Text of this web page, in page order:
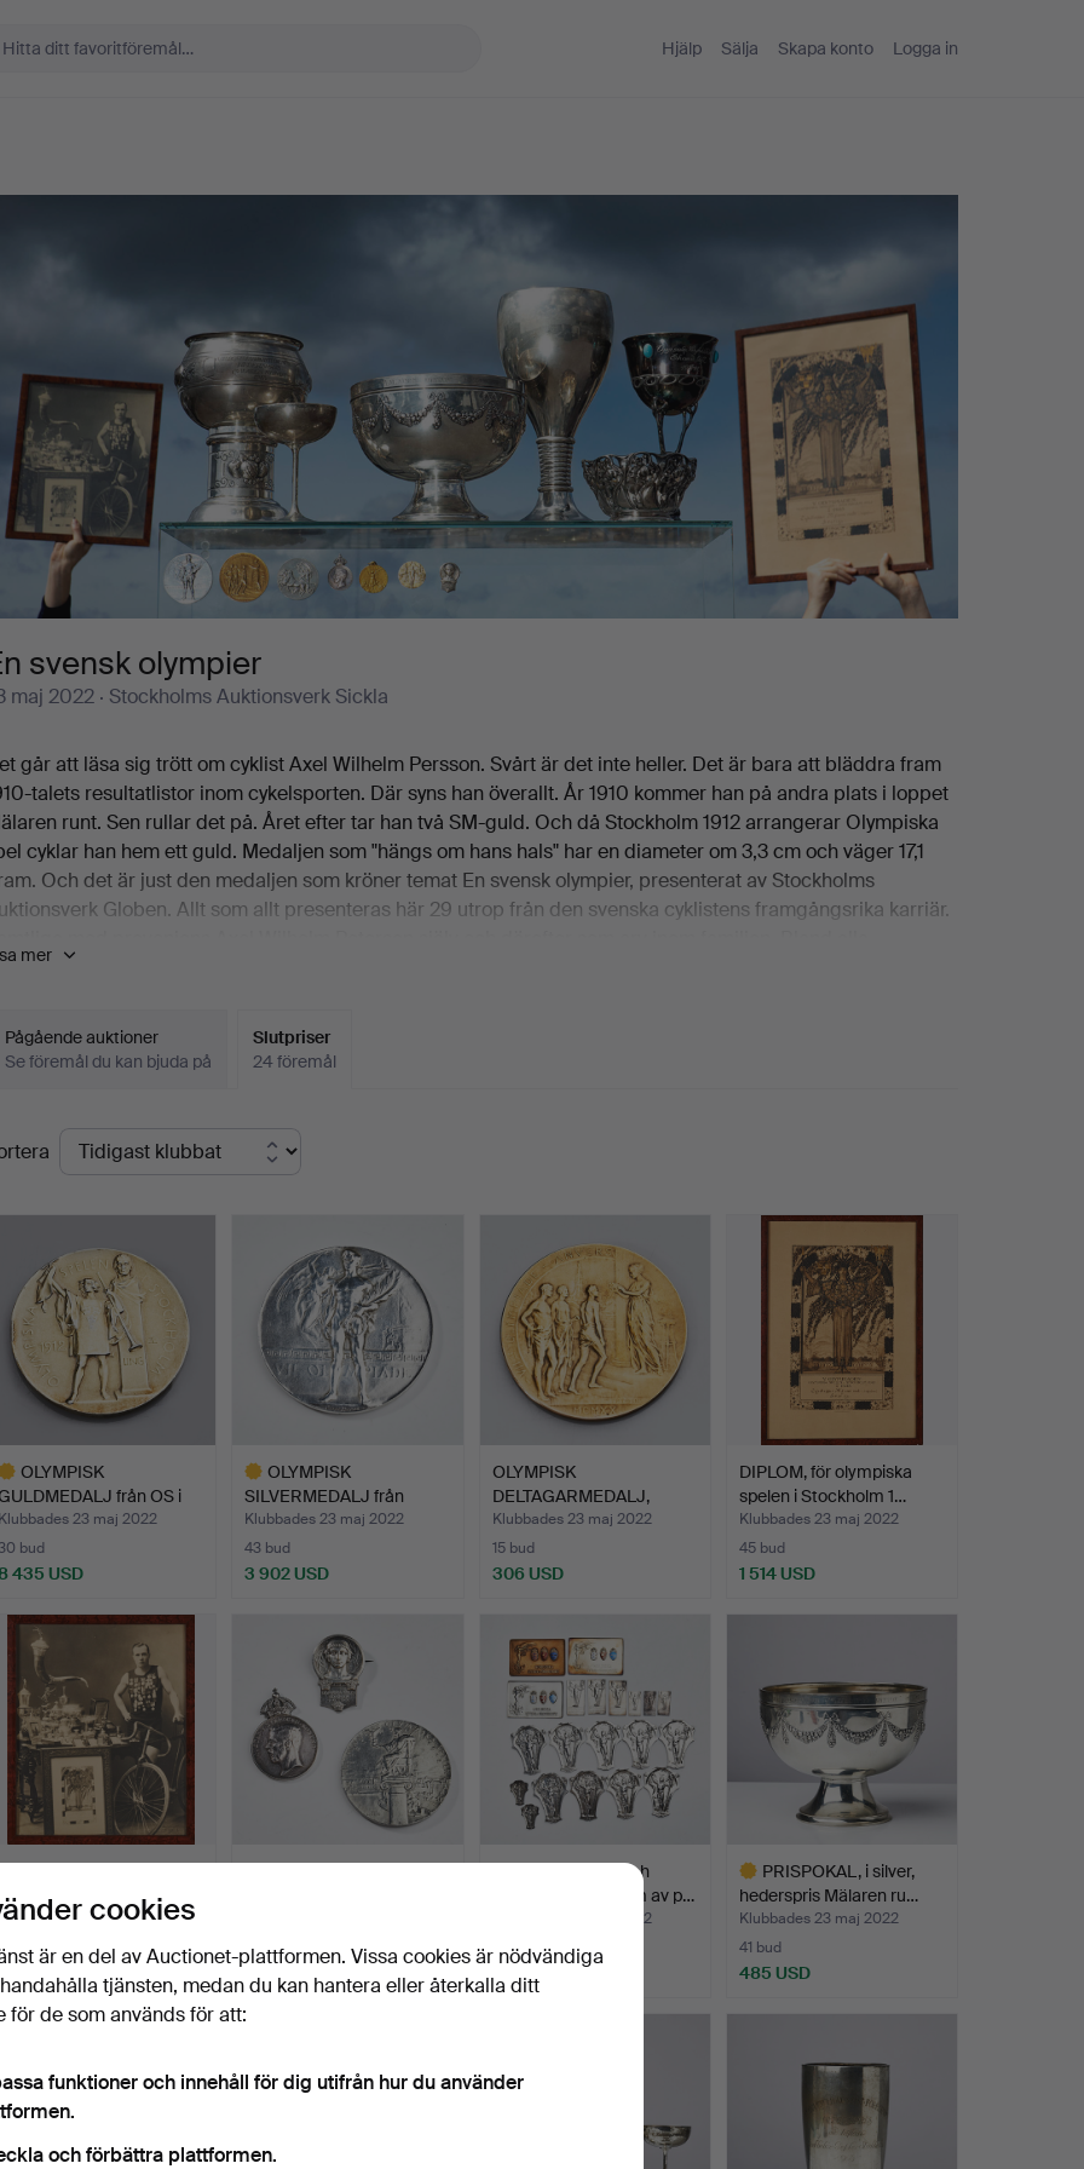
Hjälp Sälja Skapa konto Logga in
svensk olympier
maj 2022 · Stockholms Auktionsverk Sickla
går att läsa sig trött om cyklist Axel Wilhelm Persson. Svårt är det inte heller. Det är bara att bläddra fram
talets resultatlistor inom cykelsporten. Där syns han överallt. År 1910 kommer han på andra plats i loppet
runt. Sen rullar det på. Året efter tar han två SM-guld. Och då Stockholm 1912 arrangerar Olympiska
cyklar han hem ett guld. Medaljen som "hängs om hans hals" har en diameter om 3,3 cm och väger 17,1
Och det är just den medaljen som kröner temat En svensk olympier, presenterat av Stockholms
Globen. Allt som allt presenteras här 29 utrop från den svenska cyklistens framgångsrika karriär.
finns också ett diplom från 1912 års Olympiska spel. Och ett fotografi på den olympiske
av oräkneliga medaljer och utmärkelser. Han står intill sin cykel och ett prisbord som bland annat
ett enormt dryckeshorn.
Wilhelm Peterson vinner en silvermedalj. Även den presenteras här. Varmt välkomna att återupptäcka en
våra främsta idrottsmän och varsågoda att botanisera i hans minst sagt välfyllda prisskåp.
mer
Pågående auktioner
Se föremål du kan bjuda på
Slutpriser
24 föremål
Slutpriser
OLYMPISK
från OS i
Stockholm, c…
Klubbades 23 maj 2022
bud
435 USD
OLYMPISK
SILVERMEDALJ från
Antwerpen 1920,…
Klubbades 23 maj 2022
43 bud
3 902 USD
OLYMPISK
DELTAGARMEDALJ,
Antwerpen 1920, b…
Klubbades 23 maj 2022
15 bud
306 USD
DIPLOM, för olympiska
spelen i Stockholm 1…
Klubbades 23 maj 2022
45 bud
1 514 USD
tävlingscyklisten …
23 maj 2022
bud
USD
27 bud
412 USD
UTMÄRKELSER och
PRISER, 14 st, i form av p…
Klubbades 23 maj 2022
27 bud
495 USD
PRISPOKAL, i silver,
hederspris Mälaren ru…
Klubbades 23 maj 2022
41 bud
485 USD
cookies
är en del av Auctionet-plattformen. Vissa cookies är nödvändiga
tjänsten, medan du kan hantera eller återkalla ditt
för de som används för att:
funktioner och innehåll för dig utifrån hur du använder
och förbättra plattformen.